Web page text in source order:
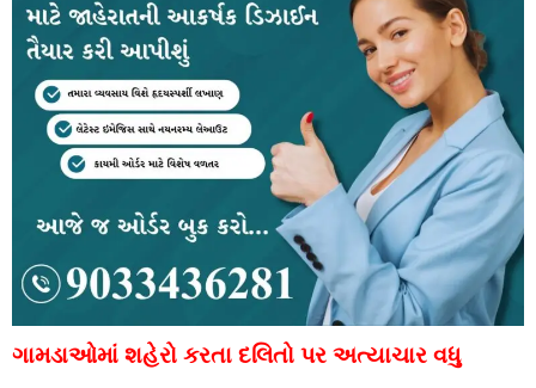
ગામડાઓમાં શહેરો કરતા દલિતો પર અત્યાચાર વધુ